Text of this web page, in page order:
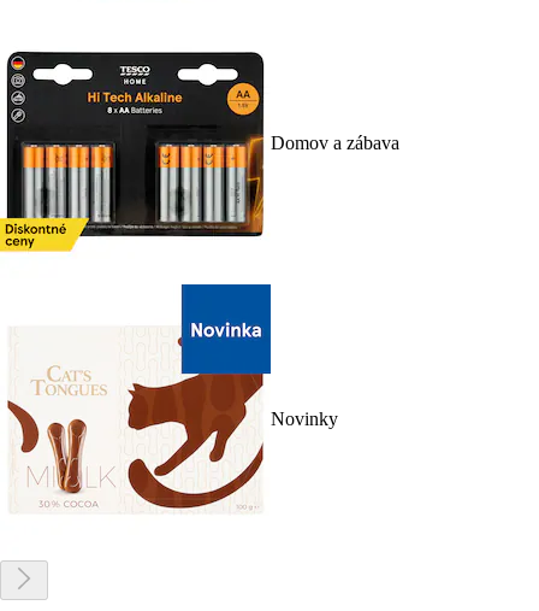
Domov a zábava
Novinky